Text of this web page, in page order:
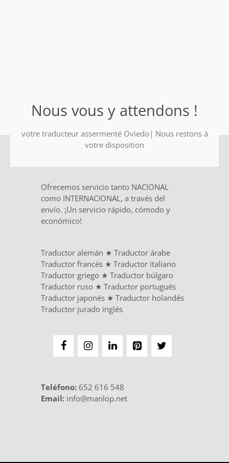
Nous vous y attendons !
votre traducteur assermenté Oviedo| Nous restons à
votre disposition
Ofrecemos servicio tanto NACIONAL
como INTERNACIONAL, a través del
envío. ¡Un servicio rápido, cómodo y
económico!
Traductor alemán ★ Traductor árabe
Traductor francés ★ Traductor italiano
Traductor griego ★ Traductor búlgaro
Traductor ruso ★ Traductor portugués
Traductor japonés ★ Traductor holandés
Traductor jurado inglés
Teléfono: 652 616 548
Email: info@manlop.net